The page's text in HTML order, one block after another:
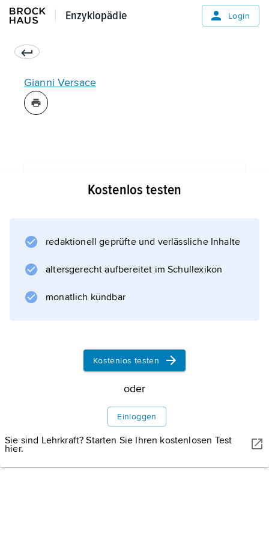
Enzyklopädie
Enzyklopädie Login
Gianni Versace
Kostenlos testen
redaktionell geprüfte und verlässliche Inhalte
altersgerecht aufbereitet im Schullexikon
monatlich kündbar
Kostenlos testen
oder
Einloggen
Sie sind Lehrkraft? Starten Sie Ihren kostenlosen Test
hier.